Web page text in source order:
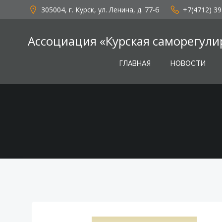
Перейти
к
305004, г. Курск, ул. Ленина, д. 77-б +7(4712)
Ассоциация «Курская
ГЛАВНАЯ НОВОСТИ